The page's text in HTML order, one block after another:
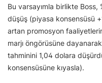
Bu varsayımla birlikte Boss,
düşüş (piyasa konsensüsü
artan promosyon
marjı öngörüsüne
tahminini 1,04 dolara
konsensüsüne kıyasla).